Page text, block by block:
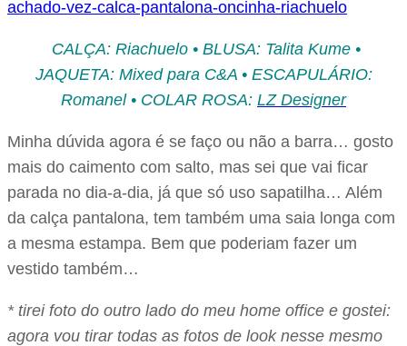
CALÇA: Riachuelo • BLUSA: Talita Kume •
JAQUETA: Mixed para C&A • ESCAPULÁRIO:
Romanel • COLAR ROSA: LZ Designer
Minha dúvida agora é se faço ou não a barra… gosto
mais do caimento com salto, mas sei que vai ficar
parada no dia-a-dia, já que só uso sapatilha… Além
da calça pantalona, tem também uma saia longa com
a mesma estampa. Bem que poderiam fazer um
vestido também…
* tirei foto do outro lado do meu home office e gostei:
agora vou tirar todas as fotos de look nesse mesmo